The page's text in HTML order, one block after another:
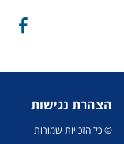
הצהרת נגישות
© כל הזכויות שמורות